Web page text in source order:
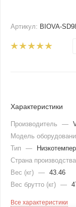
Артикул: BIOVA-
Характеристики
Производитель —
Модель
Тип
—
Страна производства
Вес (кг) — 43.46
Вес брутто (кг) —
Все характеристики